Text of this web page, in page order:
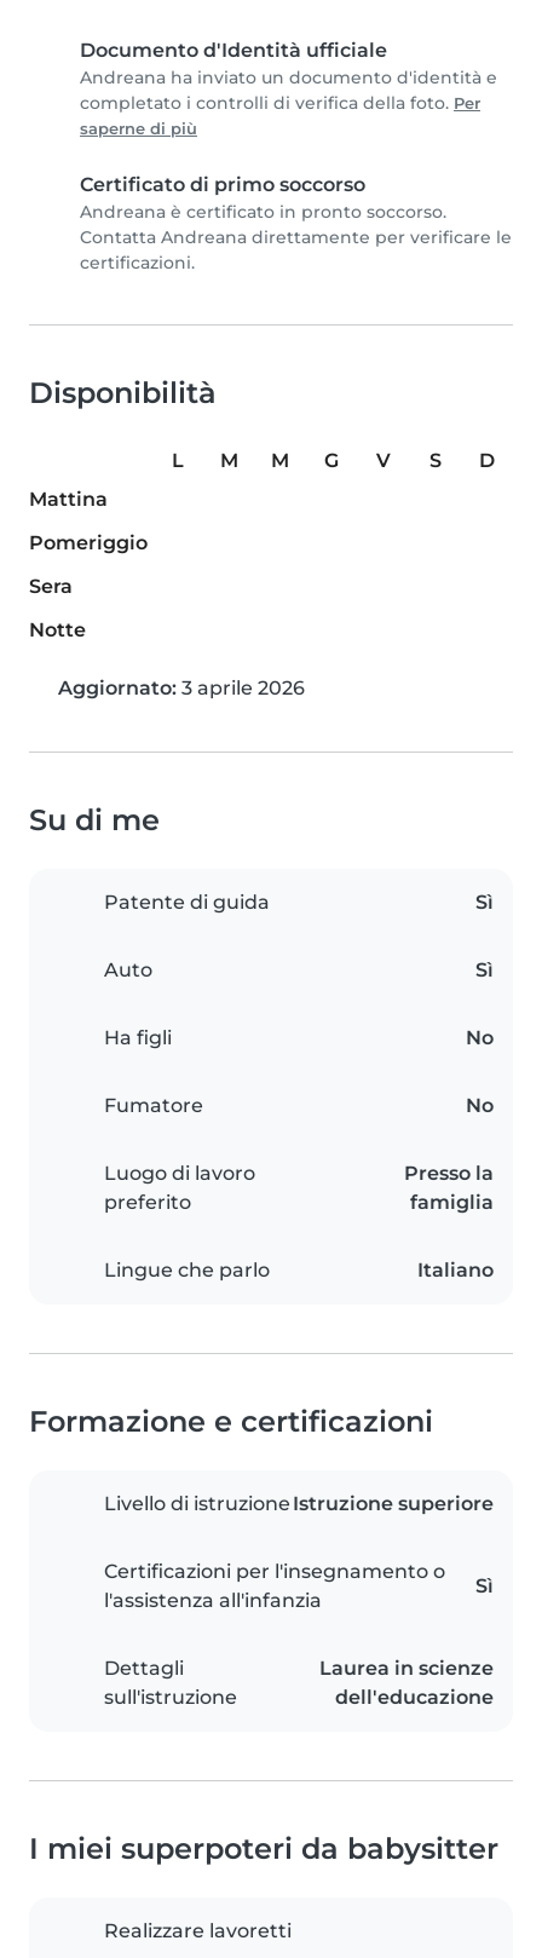
Documento d'Identità ufficiale
Andreana ha inviato un documento d'identità e
completato i controlli di verifica della foto. Per
saperne di più
Certificato di primo soccorso
Andreana è certificato in pronto soccorso.
Contatta Andreana direttamente per verificare le
certificazioni.
Disponibilità
L M M G V S
D
Mattina
Pomeriggio
Sera
Notte
Aggiornato: 3 aprile 2026
Su di me
Patente di guida Sì
Auto Sì
Ha figli No
Fumatore No
Luogo di lavoro
preferito
Presso la
famiglia
Lingue che parlo Italiano
Formazione e certificazioni
Livello di istruzione Istruzione superiore
Certificazioni per l'insegnamento o
l'assistenza all'infanzia
Sì
Dettagli
sull'istruzione
Laurea in scienze
dell'educazione
I miei superpoteri da babysitter
Realizzare lavoretti